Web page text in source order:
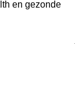
en gezonde